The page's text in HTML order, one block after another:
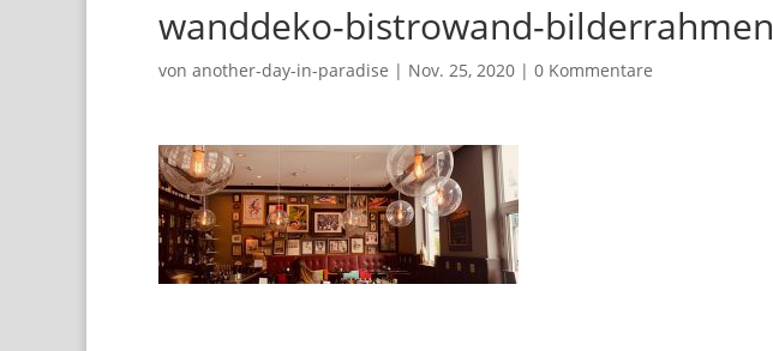
wanddeko-bistrowand-bilderrahmen
von another-day-in-paradise | Nov. 25, 2020 | 0 Kommentare